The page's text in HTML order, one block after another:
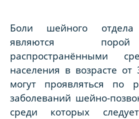
Боли шейного отдела
являются
распространёнными
населения в возрасте
могут проявляться по
заболеваний шейно-
среди которых